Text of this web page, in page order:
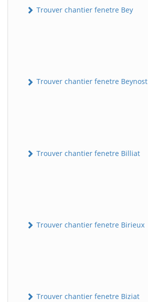
Trouver chantier fenetre Bey
Trouver chantier fenetre Beynost
Trouver chantier fenetre Billiat
Trouver chantier fenetre Birieux
Trouver chantier fenetre Biziat